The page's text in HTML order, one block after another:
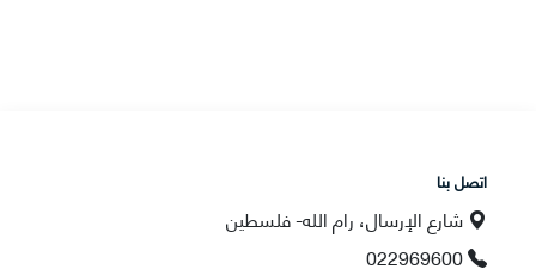
اتصل بنا
شارع الإرسال، رام الله- فلسطين
022969600